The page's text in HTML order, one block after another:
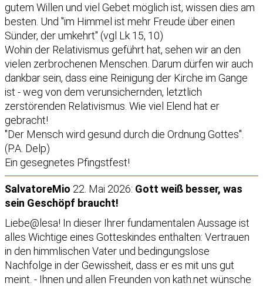
gutem Willen und viel Gebet möglich ist, wissen dies am
besten. Und "im Himmel ist mehr Freude über einen
Sünder, der umkehrt" (vgl Lk 15, 10)
Wohin der Relativismus geführt hat, sehen wir an den
vielen zerbrochenen Menschen. Darum dürfen wir auch
dankbar sein, dass eine Reinigung der Kirche im Gange
ist - weg von dem verunsichernden, letztlich
zerstörenden Relativismus. Wie viel Elend hat er
gebracht!
"Der Mensch wird gesund durch die Ordnung Gottes".
(P.A. Delp)
Ein gesegnetes Pfingstfest!
SalvatoreMio 22. Mai 2026: Gott weiß besser, was
sein Geschöpf braucht!
Liebe@lesa! In dieser Ihrer fundamentalen Aussage ist
alles Wichtige eines Gotteskindes enthalten: Vertrauen
in den himmlischen Vater und bedingungslose
Nachfolge in der Gewissheit, dass er es mit uns gut
meint. - Ihnen und allen Freunden von kath.net wünsche